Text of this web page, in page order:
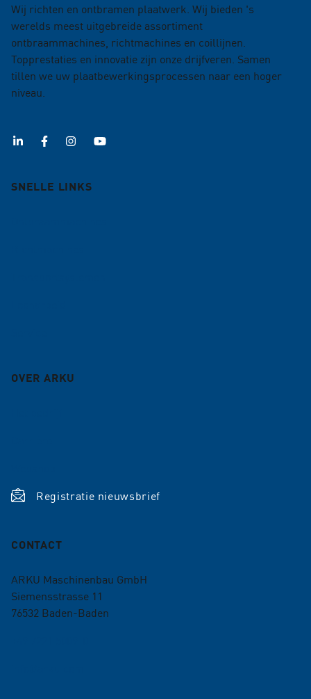
Wij richten en ontbramen plaatwerk. Wij bieden 's
werelds meest uitgebreide assortiment
ontbraammachines, richtmachines en coillijnen.
Topprestaties en innovatie zijn onze drijfveren. Samen
tillen we uw plaatbewerkingsprocessen naar een hoger
niveau.
SNELLE LINKS
OVER ARKU
Registratie nieuwsbrief
CONTACT
ARKU Maschinenbau GmbH
Siemensstrasse 11
76532 Baden-Baden